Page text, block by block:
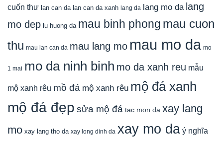
cuốn thư lan can da lan can da xanh lang da lang mo da lang
mo dep lu huong da mau binh phong mau cuon
thu mau lan can da mau lang mo mau mo da mo
1 mai mo da ninh binh mo da xanh reu mẫu
mộ xanh rêu mồ đá mộ xanh rêu mộ đá xanh
mộ đá đẹp sửa mộ đá tac mon da xay lang
mo xay lang tho da xay long dinh da xay mo da ý nghĩa